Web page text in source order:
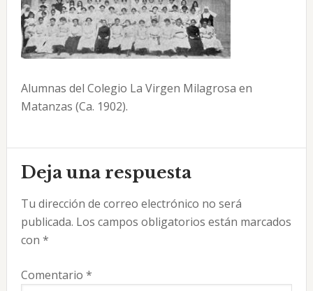
Alumnas del Colegio La Virgen Milagrosa en
Matanzas (Ca. 1902).
Interacciones
con
los
lectores
Deja una respuesta
Tu dirección de correo electrónico no será
publicada. Los campos obligatorios están marcados
con *
Comentario *